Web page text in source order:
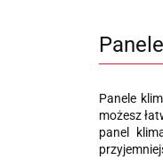
Panele
możesz
panel